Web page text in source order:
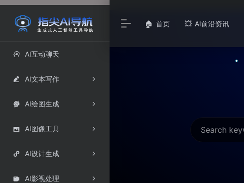
 AI互动聊天
 AI文本写作
 AI绘图生成
 AI图像工具
 AI设计生成
 AI影视处理
🏠 首页 💥 AI前沿资讯